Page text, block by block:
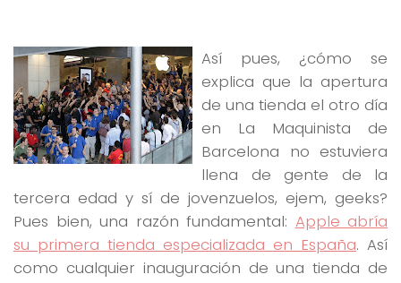
Así pues, ¿cómo se
explica que la apertura
de una tienda el otro día
en La Maquinista de
Barcelona no estuviera
llena de gente de la
tercera edad y sí de jovenzuelos, ejem, geeks?
Pues bien, una razón fundamental: Apple abría
su primera tienda especializada en España. Así
como cualquier inauguración de una tienda de